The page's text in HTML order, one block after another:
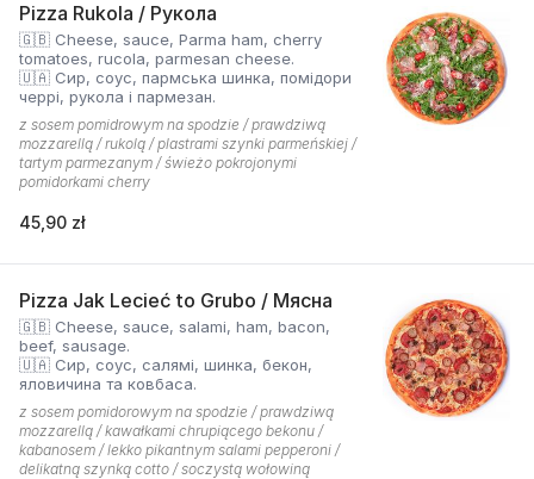
Pizza Rukola / Рукола
🇬🇧 Cheese, sauce, Parma ham, cherry
tomatoes, rucola, parmesan cheese.
🇺🇦 Сир, соус, пармська шинка, помідори
черрі, рукола і пармезан.
z sosem pomidrowym na spodzie / prawdziwą
mozzarellą / rukolą / plastrami szynki parmeńskiej /
tartym parmezanym / świeżo pokrojonymi
pomidorkami cherry
45,90 zł
Pizza Jak Lecieć to Grubo / Мясна
🇬🇧 Cheese, sauce, salami, ham, bacon,
beef, sausage.
🇺🇦 Сир, соус, салямі, шинка, бекон,
яловичина та ковбаса.
z sosem pomidorowym na spodzie / prawdziwą
mozzarellą / kawałkami chrupiącego bekonu /
kabanosem / lekko pikantnym salami pepperoni /
delikatną szynką cotto / soczystą wołowiną